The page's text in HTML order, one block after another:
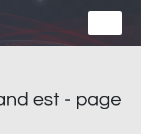
est - page